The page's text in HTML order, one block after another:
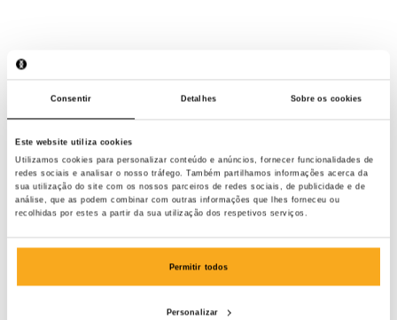
Consentir Detalhes Sobre os cookies
Este website utiliza cookies
Utilizamos cookies para personalizar conteúdo e anúncios, fornecer funcionalidades de
redes sociais e analisar o nosso tráfego. Também partilhamos informações acerca da
sua utilização do site com os nossos parceiros de redes sociais, de publicidade e de
análise, que as podem combinar com outras informações que lhes forneceu ou
recolhidas por estes a partir da sua utilização dos respetivos serviços.
Permitir todos
Personalizar